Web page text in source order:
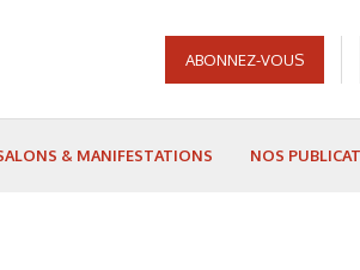
ABONNEZ-VOUS
& MANIFESTATIONS NOS